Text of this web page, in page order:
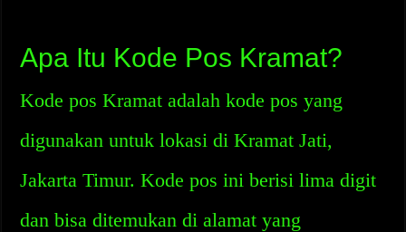
Apa Itu Kode Pos Kramat?
Kode pos Kramat adalah kode pos yang
digunakan untuk lokasi di Kramat Jati,
Jakarta Timur. Kode pos ini berisi lima digit
dan bisa ditemukan di alamat yang